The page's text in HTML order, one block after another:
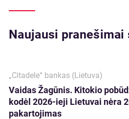
Naujausi pranešimai
„Citadele“ bankas (Lietuva)
Vaidas Žagūnis. Kitokio
kodėl 2026-ieji Lietuvai nėra
pakartojimas